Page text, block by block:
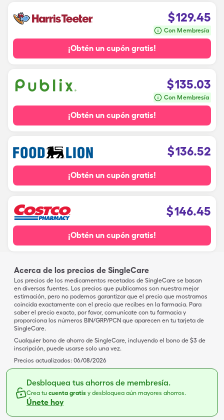
$129.45
Con Membresía
¡Obtén un cupón gratis!
$135.03
Con Membresía
¡Obtén un cupón gratis!
$136.52
¡Obtén un cupón gratis!
$146.45
¡Obtén un cupón gratis!
Acerca de los precios de SingleCare
Los precios de los medicamentos recetados de SingleCare se basan
en diversas fuentes. Los precios que publicamos son nuestra mejor
estimación, pero no podemos garantizar que el precio que mostramos
coincida exactamente con el precio que recibes en la farmacia. Para
saber el precio exacto, por favor, comunícate con tu farmacia y
proporciona los números BIN/GRP/PCN que aparecen en tu tarjeta de
SingleCare.
Cualquier bono de ahorro de SingleCare, incluyendo el bono de $3 de
inscripción, puede usarse solo una vez.
Precios actualizados: 06/08/2026
Desbloquea tus ahorros de membresía.
Crea tu cuenta gratis y desbloquea aún mayores ahorros.
Únete hoy